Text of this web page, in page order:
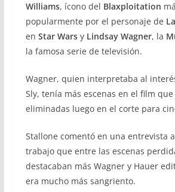
Williams, ícono del Blaxploitation
popularmente por el personaje de
en Star Warsy Lindsay Wagner, la
la famosa serie de televisión.
Wagner, quien interpretaba al
Sly, tenía más escenas en el film
eliminadas luego en el corte para
Stallone comentó en una entrevista
trabajo que entre las escenas
destacaban más Wagner y Hauer
era mucho más sangriento.